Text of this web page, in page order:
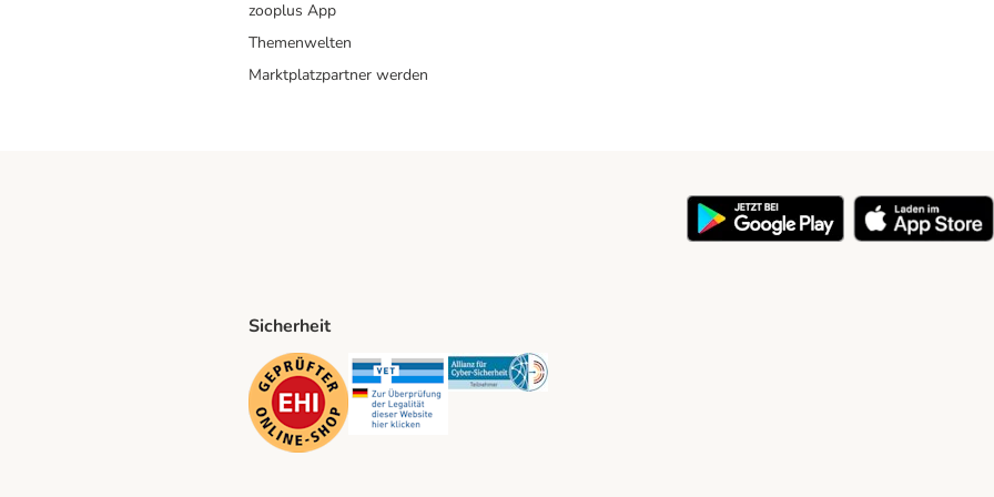
zooplus App
Themenwelten
Marktplatzpartner werden
Method
Sicherheit
Security Security Security